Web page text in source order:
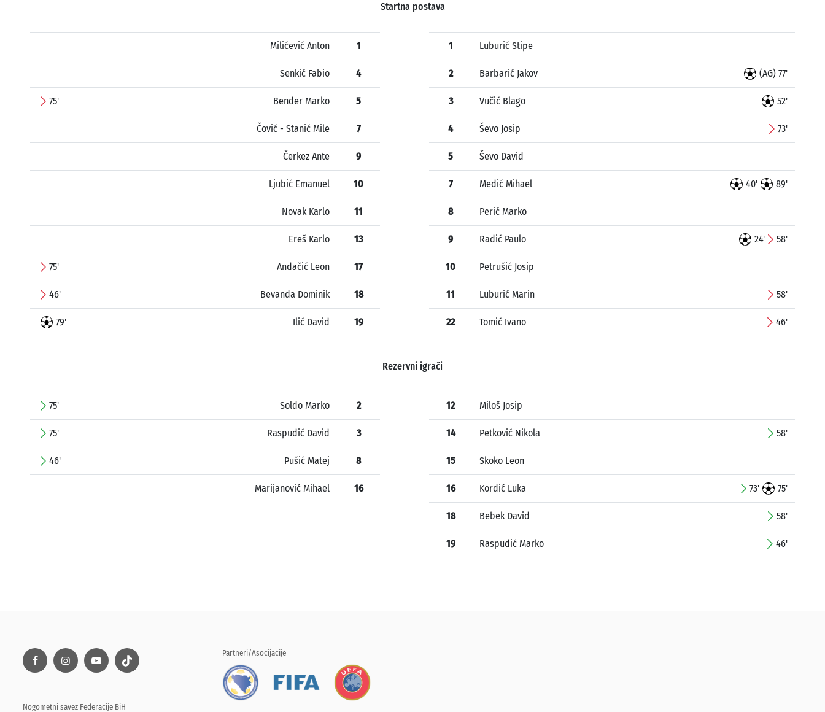
Startna postava
Milićević Anton 1
Senkić Fabio 4
75' Bender Marko 5
Čović - Stanić Mile 7
Čerkez Ante 9
Ljubić Emanuel 10
Novak Karlo 11
Ereš Karlo 13
75' Andačić Leon 17
46' Bevanda Dominik 18
79' Ilić David 19
1 Luburić Stipe
2 Barbarić Jakov (AG) 77'
3 Vučić Blago 52'
4 Ševo Josip 73'
5 Ševo David
7 Medić Mihael 40' 89'
8 Perić Marko
9 Radić Paulo 24' 58'
10 Petrušić Josip
11 Luburić Marin 58'
22 Tomić Ivano 46'
Rezervni igrači
75' Soldo Marko 2
75' Raspudić David 3
46' Pušić Matej 8
Marijanović Mihael 16
12 Miloš Josip
14 Petković Nikola 58'
15 Skoko Leon
16 Kordić Luka 73' 75'
18 Bebek David 58'
19 Raspudić Marko 46'
Nogometni savez Federacije BiH
Partneri/Asocijacije